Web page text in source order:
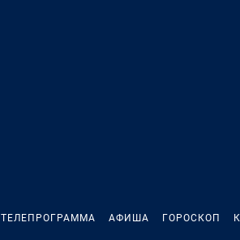
ТЕЛЕПРОГРАММА АФИША ГОРОСКОП